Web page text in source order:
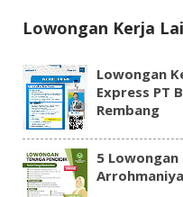
Lowongan Kerja
Lowongan
Express PT
Rembang
5 Lowongan